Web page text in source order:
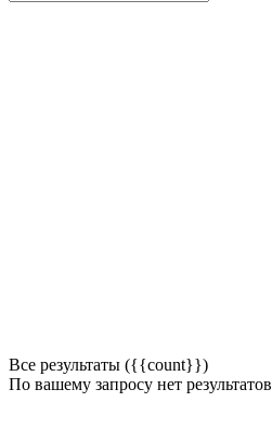
Все результаты ({{count}})
По вашему запросу нет результатов